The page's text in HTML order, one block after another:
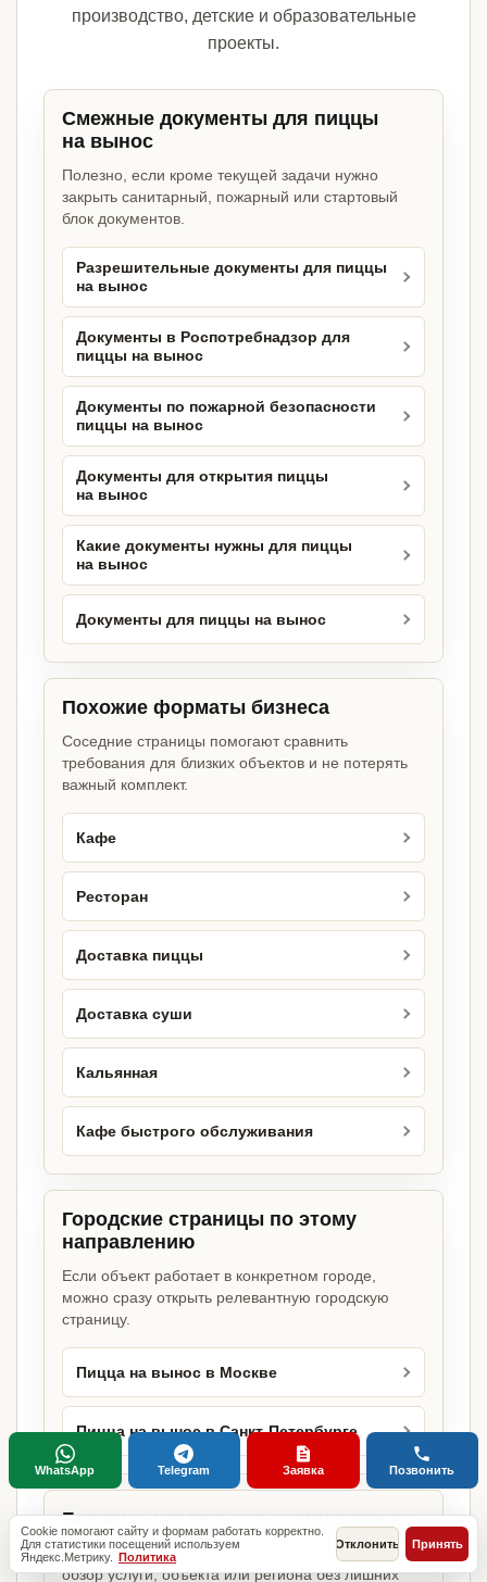
производство, детские и образовательные
проекты.
Смежные документы для пиццы
на вынос
Полезно, если кроме текущей задачи нужно
закрыть санитарный, пожарный или стартовый
блок документов.
Разрешительные документы для пиццы
на вынос
Документы в Роспотребнадзор для
пиццы на вынос
Документы по пожарной безопасности
пиццы на вынос
Документы для открытия пиццы
на вынос
Какие документы нужны для пиццы
на вынос
Документы для пиццы на вынос
Похожие форматы бизнеса
Соседние страницы помогают сравнить
требования для близких объектов и не потерять
важный комплект.
Кафе
Ресторан
Доставка пиццы
Доставка суши
Кальянная
Кафе быстрого обслуживания
Городские страницы по этому
направлению
Если объект работает в конкретном городе,
можно сразу открыть релевантную городскую
страницу.
Пицца на вынос в Москве
Пицца на вынос в Санкт-Петербурге
Базовые разделы по этому запросу
Родительские страницы дают более широкий
обзор услуги, объекта или региона без лишних
Cookie помогают сайту и формам работать корректно.
Для статистики посещений используем
Яндекс.Метрику. Политика
Отклонить Принять
WhatsApp Telegram Заявка Позвонить